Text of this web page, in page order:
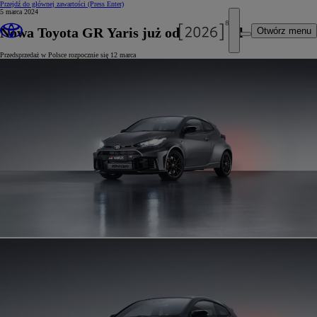
Przejdź do głównej zawartości (Press Enter)
Otwórz menu
5 marca 2024
Nowa Toyota GR Yaris już od 214 900 zł
Przedsprzedaż w Polsce rozpocznie się 12 marca